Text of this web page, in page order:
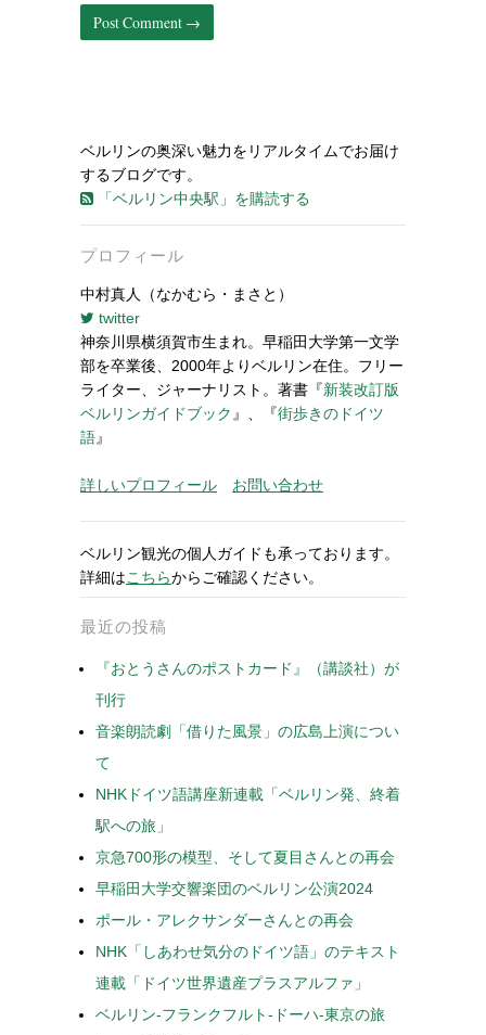
ベルリンの奥深い魅力をリアルタイムでお届け
するブログです。
「ベルリン中央駅」を購読する
プロフィール
中村真人（なかむら・まさと）
twitter
神奈川県横須賀市生まれ。早稲田大学第一文学
部を卒業後、2000年よりベルリン在住。フリー
ライター、ジャーナリスト。著書『新装改訂版
ベルリンガイドブック 』、『街歩きのドイツ
語』
詳しいプロフィール お問い合わせ
ベルリン観光の個人ガイドも承っております。
詳細はこちらからご確認ください。
最近の投稿
『おとうさんのポストカード』（講談社）が
刊行
音楽朗読劇「借りた風景」の広島上演につい
て
NHKドイツ語講座新連載「ベルリン発、終着
駅への旅」
京急700形の模型、そして夏目さんとの再会
早稲田大学交響楽団のベルリン公演2024
ポール・アレクサンダーさんとの再会
NHK「しあわせ気分のドイツ語」のテキスト
連載「ドイツ世界遺産プラスアルファ」
ベルリン-フランクフルト-ドーハ-東京の旅